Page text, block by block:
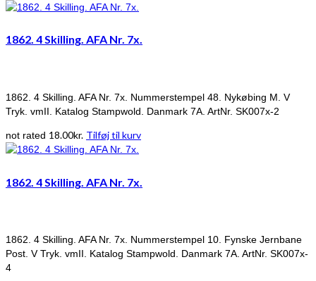
1862. 4 Skilling. AFA Nr. 7x.
1862. 4 Skilling. AFA Nr. 7x. Nummerstempel 48. Nykøbing M. V
Tryk. vmII. Katalog Stampwold. Danmark 7A. ArtNr. SK007x-2
not rated 18.00kr. Tilføj til kurv
1862. 4 Skilling. AFA Nr. 7x.
1862. 4 Skilling. AFA Nr. 7x. Nummerstempel 10. Fynske Jernbane
Post. V Tryk. vmII. Katalog Stampwold. Danmark 7A. ArtNr. SK007x-
4